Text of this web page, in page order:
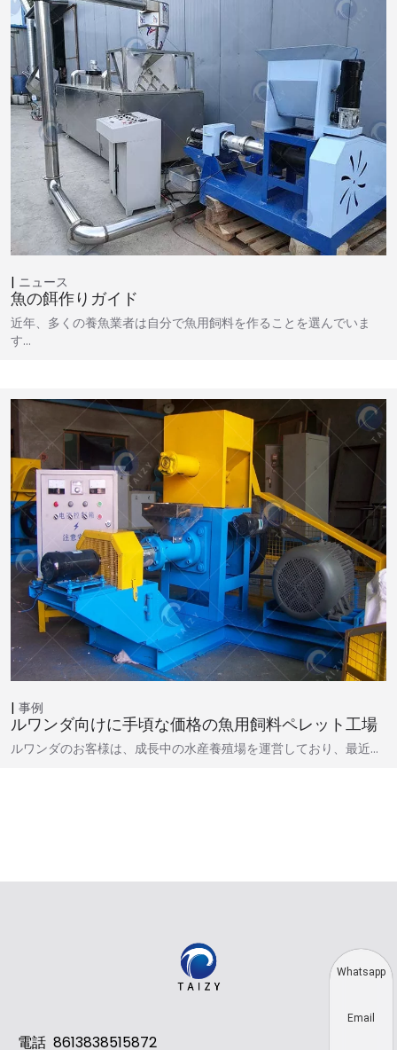
ニュース
魚の餌作りガイド
近年、多くの養魚業者は自分で魚用飼料を作ることを選んでいま
す…
事例
ルワンダ向けに手頃な価格の魚用飼料ペレット工場
ルワンダのお客様は、成長中の水産養殖場を運営しており、最近…
電話 8613838515872
Whatsapp
Email